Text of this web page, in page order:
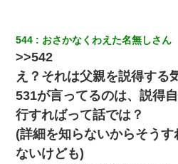
544 おさかなくわえた名無しさん
>>542
え？それは父親を説得する
531が言ってるのは、説得
行すればって話では？
(詳細を知らないからそう
ないけども)